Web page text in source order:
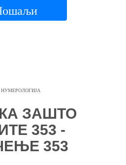
НУМЕРОЛОГИЈА
ЗАШТО
353 -
353